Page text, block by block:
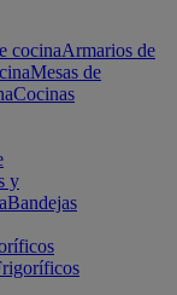
cocinaArmarios de
Mesas de
Cocinas
y
Bandejas